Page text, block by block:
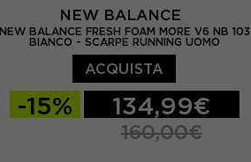
NEW BALANCE
NEW BALANCE FRESH FOAM MORE V6 NB 103
BIANCO - SCARPE RUNNING UOMO
ACQUISTA
-15% 134,99€
160,00€